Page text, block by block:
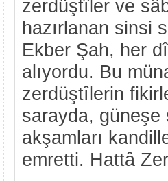
zerdüştîler ve
hazırlanan sinsi
Ekber Şah, her
alıyordu. Bu
zerdüştîlerin
sarayda, güneşe
akşamları
emretti. Hattâ